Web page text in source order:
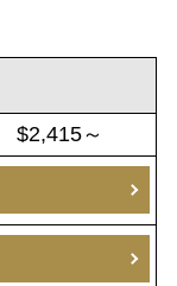
$2,415～